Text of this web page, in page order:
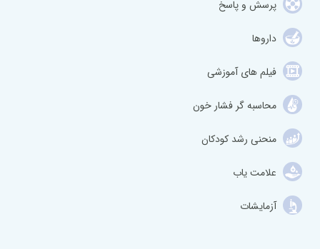
پرسش و پاسخ
داروها
فیلم های آموزشی
محاسبه گر فشار خون
منحنی رشد کودکان
علامت یاب
آزمایشات